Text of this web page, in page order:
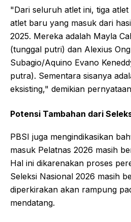
"Dari seluruh atlet ini, tiga
atlet baru yang masuk dari
2025. Mereka adalah Mayla
(tunggal putri) dan Alexius
Subagio/Aquino Evano
putra). Sementara sisanya
eksisting," demikian
Potensi Tambahan dari
PBSI juga mengindikasikan
masuk Pelatnas 2026 masih
Hal ini dikarenakan proses
Seleksi Nasional 2026 masih
diperkirakan akan rampung
mendatang.